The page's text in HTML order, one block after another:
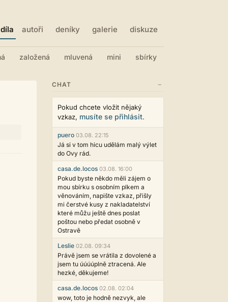
díla autoři deníky galerie diskuze
založená mluvená mini sbírky
CHAT −
Pokud chcete vložit nějaký
vzkaz, musíte se přihlásit.
puero 03.08. 22:15
Já si v tom hicu udělám malý výlet
do Ovy rád.
casa.de.locos 03.08. 16:00
Pokud byste někdo měli zájem o
mou sbírku s osobním plkem a
věnováním, napište vzkaz, přišly
mi čerstvé kusy z nakladatelství
které můžu ještě dnes poslat
poštou nebo předat osobně v
Ostravě
Leslie 02.08. 09:34
Právě jsem se vrátila z dovolené a
jsem tu úúúúplně ztracená. Ale
hezké, děkujeme!
casa.de.locos 02.08. 02:04
wow, toto je hodně nezvyk, ale